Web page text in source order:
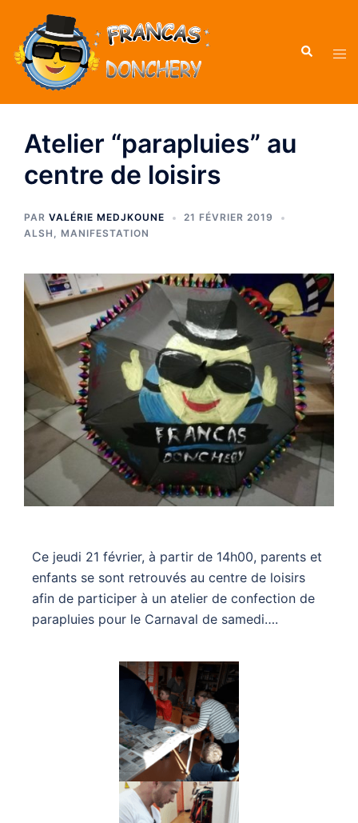
Atelier “parapluies” au
centre de loisirs
PAR VALÉRIE MEDJKOUNE
21 FÉVRIER 2019
ALSH , MANIFESTATION
Ce jeudi 21 février, à partir de 14h00, parents et
enfants se sont retrouvés au centre de loisirs
afin de participer à un atelier de confection de
parapluies pour le Carnaval de samedi….